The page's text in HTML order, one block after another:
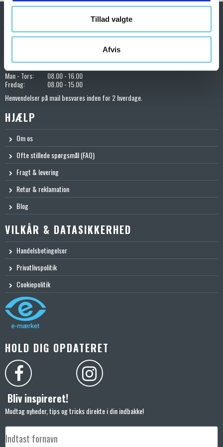
Tillad valgte
Afvis
KONTAKT OS
Kundeservice:
Man - Tors:
08.00 - 16.00
Fredag:
08.00 - 15.00
Henvendelser på mail besvares inden for 2 hverdage.
HJÆLP
Om os
Ofte stillede spørgsmål (FAQ)
Fragt & levering
Retur & reklamation
Blog
VILKÅR & DATASIKKERHED
Handelsbetingelser
Privatlivspolitik
Cookiepolitik
HOLD DIG OPDATERET
Bliv inspireret!
Modtag nyheder, tips og tricks direkte i din indbakke!